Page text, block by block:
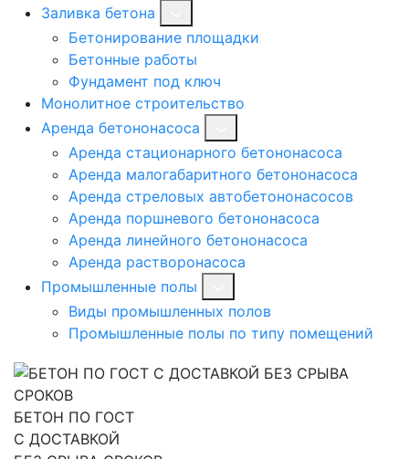
Заливка бетона
Бетонирование площадки
Бетонные работы
Фундамент под ключ
Монолитное строительство
Аренда бетононасоса
Аренда стационарного бетононасоса
Аренда малогабаритного бетононасоса
Аренда стреловых автобетононасосов
Аренда поршневого бетононасоса
Аренда линейного бетононасоса
Аренда растворонасоса
Промышленные полы
Виды промышленных полов
Промышленные полы по типу помещений
БЕТОН ПО ГОСТ
С ДОСТАВКОЙ